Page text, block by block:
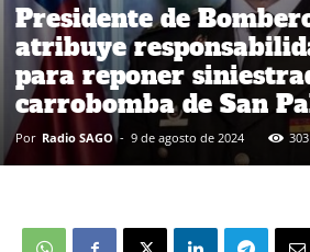
Presidente de
atribuye
para reponer
carrobomba de San
Por Radio SAGO - 9 de agosto de 2024 303